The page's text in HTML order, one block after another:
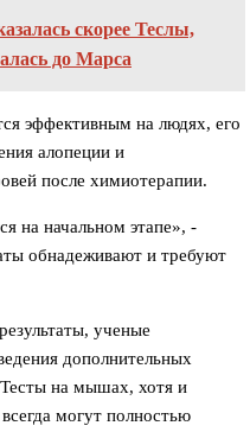
скорее Теслы,
до Марса
эффективным на людях, его
алопеции и
после химиотерапии.
на начальном этапе», -
обнадеживают и требуют
ученые
дополнительных
на мышах, хотя и
могут полностью